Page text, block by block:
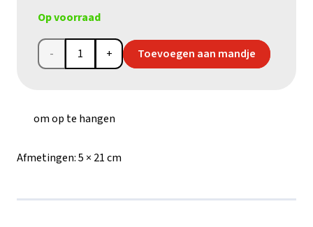
Op voorraad
Heilige
aantal
Toevoegen aan mandje
om op te hangen
Afmetingen:5 × 21 cm